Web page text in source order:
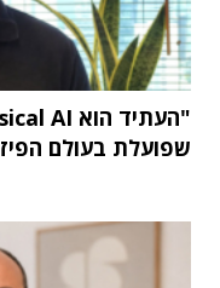
שפועלת בעולם